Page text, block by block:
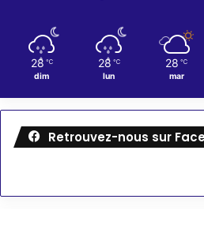
28 ℃
dim
28 ℃
lun
28 ℃
mar
Retrouvez-nous sur